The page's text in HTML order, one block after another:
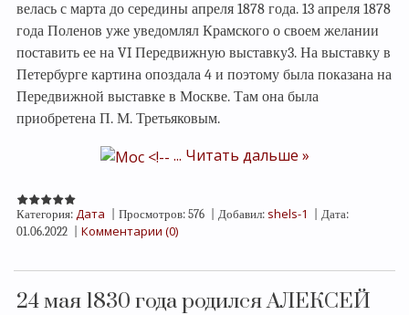
велась с марта до середины апреля 1878 года. 13 апреля 1878
года Поленов уже уведомлял Крамского о своем желании
поставить ее на VI Передвижную выставку3. На выставку в
Петербурге картина опоздала 4 и поэтому была показана на
Передвижной выставке в Москве. Там она была
приобретена П. М. Третьяковым.
... Читать дальше »
Категория: Дата Просмотров: 576 Добавил: shels-1
Дата:
01.06.2022
Комментарии (0)
24 мая 1830 года родился АЛЕКСЕЙ